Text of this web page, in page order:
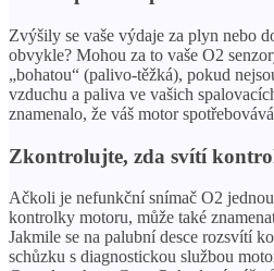
Zvýšily se vaše výdaje za plyn nebo
obvykle? Mohou za to vaše O2
„bohatou“ (palivo-těžká), pokud
vzduchu a paliva ve vašich
znamenalo, že váš motor
Zkontrolujte, zda svítí
Ačkoli je nefunkční snímač O2
kontrolky motoru, může také
Jakmile se na palubní desce rozsvítí
schůzku s diagnostickou službou